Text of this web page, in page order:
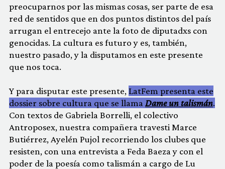
preocuparnos por las mismas cosas, ser parte de esa
red de sentidos que en dos puntos distintos del país
arrugan el entrecejo ante la foto de diputadxs con
genocidas. La cultura es futuro y es, también,
nuestro pasado, y la disputamos en este presente
que nos toca.
Y para disputar este presente, LatFem presenta este
dossier sobre cultura que se llama Dame un talismán.
Con textos de Gabriela Borrelli, el colectivo
Antroposex, nuestra compañera travesti Marce
Butiérrez, Ayelén Pujol recorriendo los clubes que
resisten, con una entrevista a Feda Baeza y con el
poder de la poesía como talismán a cargo de Lu